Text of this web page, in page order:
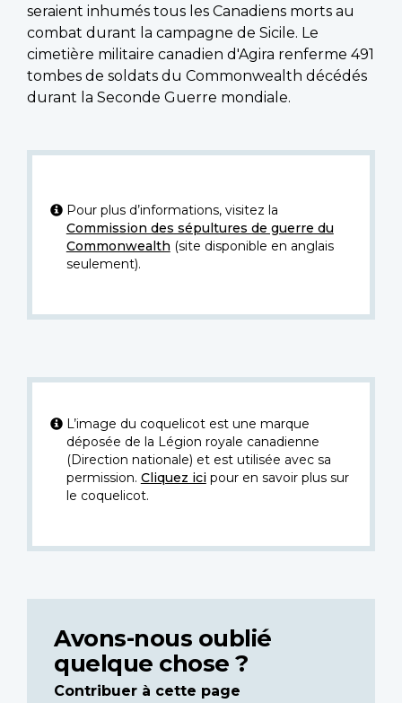
seraient inhumés tous les Canadiens morts au
combat durant la campagne de Sicile. Le
cimetière militaire canadien d'Agira renferme 491
tombes de soldats du Commonwealth décédés
durant la Seconde Guerre mondiale.
Pour plus d’informations, visitez la
Commission des sépultures de guerre du
Commonwealth (site disponible en anglais
seulement).
L’image du coquelicot est une marque
déposée de la Légion royale canadienne
(Direction nationale) et est utilisée avec sa
permission. Cliquez icipour en savoir plus sur
le coquelicot.
Avons-nous oublié
quelque chose ?
Contribuer à cette page